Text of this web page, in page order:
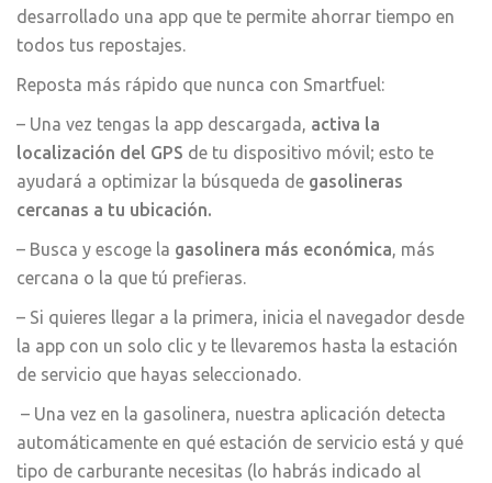
desarrollado una app que te permite ahorrar tiempo en
todos tus repostajes.
Reposta más rápido que nunca con Smartfuel:
– Una vez tengas la app descargada, activa la
localización del GPS de tu dispositivo móvil; esto te
ayudará a optimizar la búsqueda de gasolineras
cercanas a tu ubicación.
– Busca y escoge la gasolinera más económica, más
cercana o la que tú prefieras.
– Si quieres llegar a la primera, inicia el navegador desde
la app con un solo clic y te llevaremos hasta la estación
de servicio que hayas seleccionado.
– Una vez en la gasolinera, nuestra aplicación detecta
automáticamente en qué estación de servicio está y qué
tipo de carburante necesitas (lo habrás indicado al